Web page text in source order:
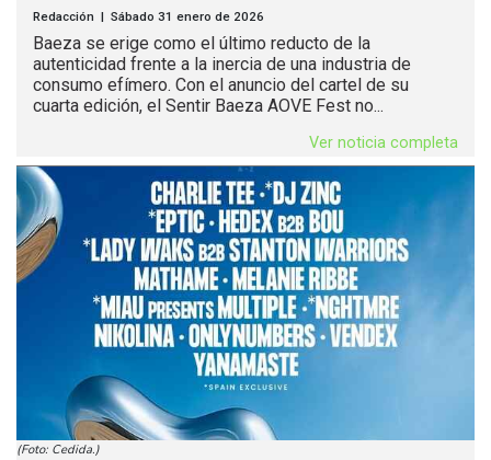
Redacción | Sábado 31 enero de 2026
Baeza se erige como el último reducto de la
autenticidad frente a la inercia de una industria de
consumo efímero. Con el anuncio del cartel de su
cuarta edición, el Sentir Baeza AOVE Fest no...
Ver noticia completa
(Foto: Cedida.)